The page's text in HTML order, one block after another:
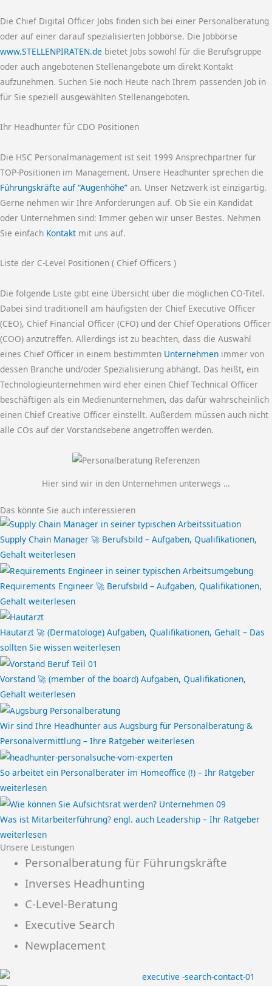
Die Chief Digital Officer Jobs finden sich bei einer Personalberatung
oder auf einer darauf spezialisierten Jobbörse. Die Jobbörse
www.STELLENPIRATEN.de bietet Jobs sowohl für die Berufsgruppe
oder auch angebotenen Stellenangebote um direkt Kontakt
aufzunehmen. Suchen Sie noch Heute nach Ihrem passenden Job in
für Sie speziell ausgewählten Stellenangeboten.
Ihr Headhunter für CDO Positionen
Die HSC Personalmanagement ist seit 1999 Ansprechpartner für
TOP-Positionen im Management. Unsere Headhunter sprechen die
Führungskräfte auf “Augenhöhe” an. Unser Netzwerk ist einzigartig.
Gerne nehmen wir Ihre Anforderungen auf. Ob Sie ein Kandidat
oder Unternehmen sind: Immer geben wir unser Bestes. Nehmen
Sie einfach Kontakt mit uns auf.
Liste der C-Level Positionen ( Chief Officers )
Die folgende Liste gibt eine Übersicht über die möglichen CO-Titel.
Dabei sind traditionell am häufigsten der Chief Executive Officer
(CEO), Chief Financial Officer (CFO) und der Chief Operations Officer
(COO) anzutreffen. Allerdings ist zu beachten, dass die Auswahl
eines Chief Officer in einem bestimmten Unternehmen immer von
dessen Branche und/oder Spezialisierung abhängt. Das heißt, ein
Technologieunternehmen wird eher einen Chief Technical Officer
beschäftigen als ein Medienunternehmen, das dafür wahrscheinlich
einen Chief Creative Officer einstellt. Außerdem müssen auch nicht
alle COs auf der Vorstandsebene angetroffen werden.
Hier sind wir in den Unternehmen unterwegs …
Das könnte Sie auch interessieren
Supply Chain Manager 🚀 Berufsbild – Aufgaben, Qualifikationen,
Gehalt weiterlesen
Requirements Engineer 🚀 Berufsbild – Aufgaben, Qualifikationen,
Gehalt weiterlesen
Hautarzt 🚀 (Dermatologe) Aufgaben, Qualifikationen, Gehalt – Das
sollten Sie wissen weiterlesen
Vorstand 🚀 (member of the board) Aufgaben, Qualifikationen,
Gehalt weiterlesen
Wir sind Ihre Headhunter aus Augsburg für Personalberatung &
Personalvermittlung – Ihre Ratgeber weiterlesen
So arbeitet ein Personalberater im Homeoffice (!) – Ihr Ratgeber
weiterlesen
Was ist Mitarbeiterführung? engl. auch Leadership – Ihr Ratgeber
weiterlesen
Unsere Leistungen
Personalberatung für Führungskräfte
Inverses Headhunting
C-Level-Beratung
Executive Search
Newplacement